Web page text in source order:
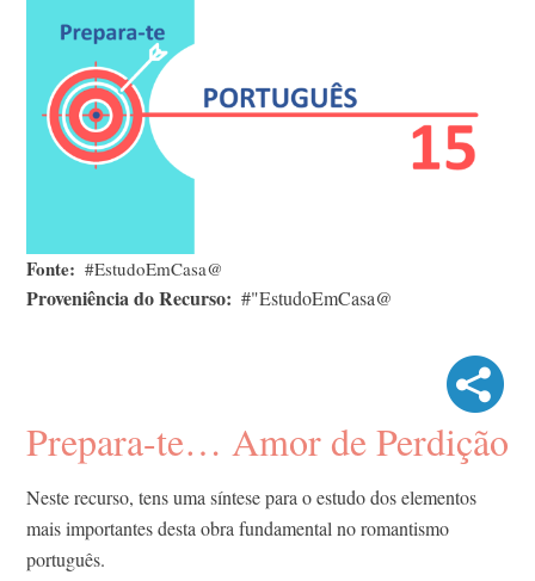
Fonte #EstudoEmCasa@
Proveniência do Recurso #"EstudoEmCasa@
Prepara-te… Amor de Perdição
Neste recurso, tens uma síntese para o estudo dos elementos
mais importantes desta obra fundamental no romantismo
português.